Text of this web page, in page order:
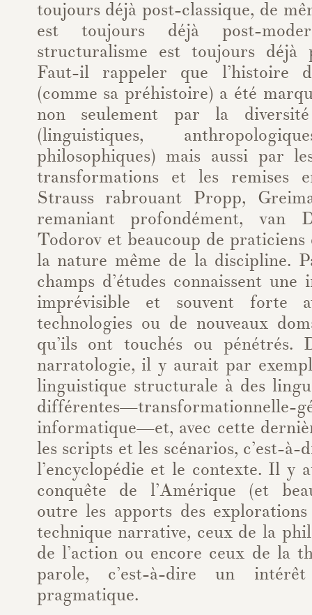
toujours déjà post-classique, de
est toujours déjà post-
structuralisme est toujours déjà
Faut-il rappeler que l’histoire
(comme sa préhistoire) a été
non seulement par la
(linguistiques,
philosophiques) mais aussi par
transformations et les remises
Strauss rabrouant Propp,
remaniant profondément, van
Todorov et beaucoup de
la nature même de la discipline.
champs d’études connaissent
imprévisible et souvent forte
technologies ou de nouveaux
qu’ils ont touchés ou pénétrés.
narratologie, il y aurait par
linguistique structurale à des
informatique—et, avec cette
les scripts et les scénarios, c’est-
l’encyclopédie et le contexte. Il y
conquête de l’Amérique (et
outre les apports des
technique narrative, ceux de la
de l’action ou encore ceux de la
parole, c’est-à-dire un
pragmatique.